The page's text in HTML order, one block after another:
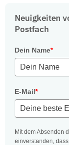
Neuigkeiten
Postfach
Dein Name*
E-Mail*
Mit dem Absenden
einverstanden,